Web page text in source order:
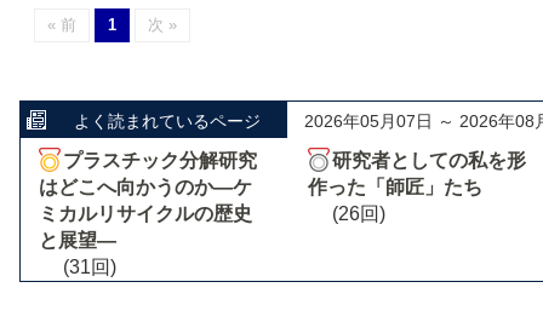
« 前 1 次 »
よく読まれているページ 2026年05月07日 ～ 2026年08
プラスチック分解研究
はどこへ向かうのか―ケ
ミカルリサイクルの歴史
と展望―
(31回)
研究者としての私を形
作った「師匠」たち
(26回)